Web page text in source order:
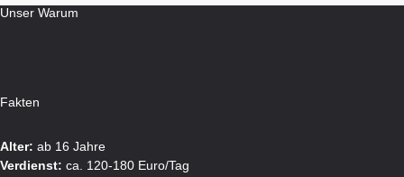
Unser Warum
Fakten
Alter: ab 16 Jahre
Verdienst: ca. 120-180 Euro/Tag